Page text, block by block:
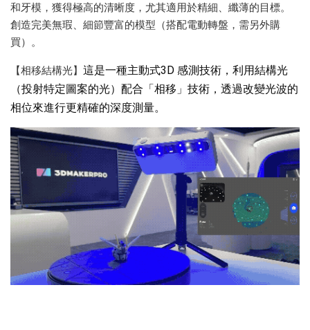
和牙模，獲得極高的清晰度，尤其適用於精細、纖薄的目標。
創造完美無瑕、細節豐富的模型（搭配電動轉盤，需另外購
買）。
【相移結構光】 這是一種主動式3D 感測技術，利用結構光
（投射特定圖案的光）配合「相移」技術，透過改變光波的
相位來進行更精確的深度測量。